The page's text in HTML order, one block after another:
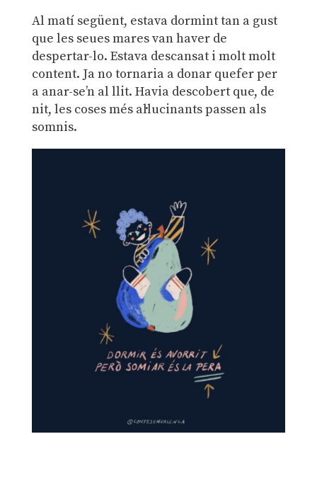
Al matí següent, estava dormint tan a gust
que les seues mares van haver de
despertar-lo. Estava descansat i molt molt
content. Ja no tornaria a donar quefer per
a anar-se’n al llit. Havia descobert que, de
nit, les coses més al·lucinants passen als
somnis.